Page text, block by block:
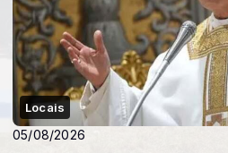
Locais
05/08/2026